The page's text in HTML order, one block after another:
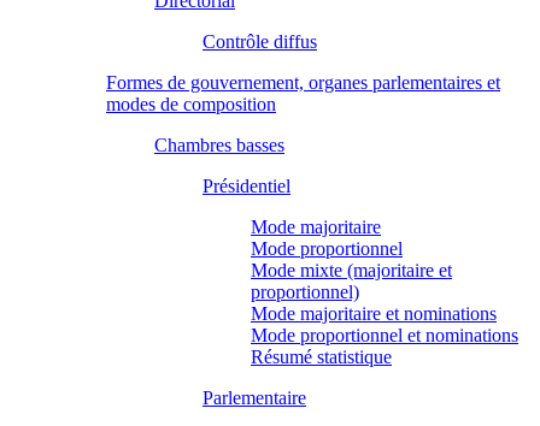
Contrôle diffus
Formes de gouvernement, organes parlementaires et
modes de composition
Chambres basses
Présidentiel
Mode majoritaire
Mode proportionnel
Mode mixte (majoritaire et
proportionnel)
Mode majoritaire et nominations
Mode proportionnel et nominations
Résumé statistique
Parlementaire